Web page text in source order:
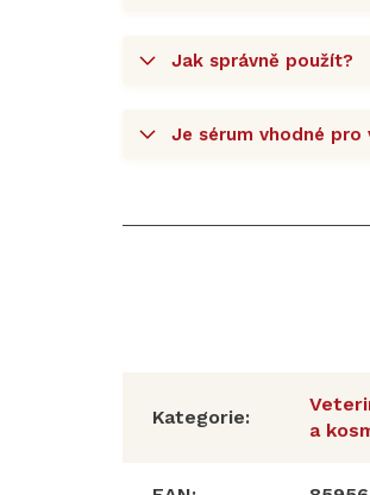
Jak správně použít?
Je sérum vhodné pro
Kategorie:
a